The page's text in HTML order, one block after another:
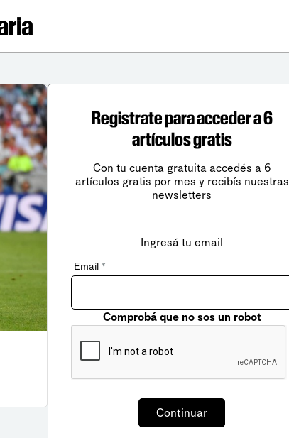
Registrate para acceder a 6
artículos gratis
Con tu cuenta gratuita accedés a 6
artículos gratis por mes y recibís nuestras
newsletters
Ingresá tu email
Email *
Comprobá que no sos un robot